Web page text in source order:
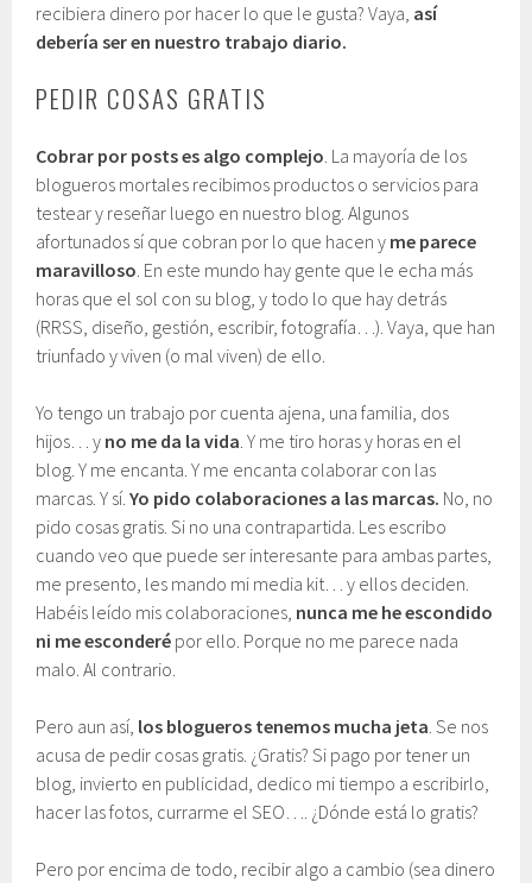
recibiera dinero por hacer lo que le gusta? Vaya, así
debería ser en nuestro trabajo diario.
PEDIR COSAS GRATIS
Cobrar por posts es algo complejo. La mayoría de los
blogueros mortales recibimos productos o servicios para
testear y reseñar luego en nuestro blog. Algunos
afortunados sí que cobran por lo que hacen y me parece
maravilloso. En este mundo hay gente que le echa más
horas que el sol con su blog, y todo lo que hay detrás
(RRSS, diseño, gestión, escribir, fotografía…). Vaya, que han
triunfado y viven (o mal viven) de ello.
Yo tengo un trabajo por cuenta ajena, una familia, dos
hijos… y no me da la vida. Y me tiro horas y horas en el
blog. Y me encanta. Y me encanta colaborar con las
marcas. Y sí.Yo pido colaboraciones a las marcas. No, no
pido cosas gratis. Si no una contrapartida. Les escribo
cuando veo que puede ser interesante para ambas partes,
me presento, les mando mi media kit… y ellos deciden.
Habéis leído mis colaboraciones, nunca me he escondido
ni me esconderé por ello. Porque no me parece nada
malo. Al contrario.
Pero aun así, los blogueros tenemos mucha jeta. Se nos
acusa de pedir cosas gratis. ¿Gratis? Si pago por tener un
blog, invierto en publicidad, dedico mi tiempo a escribirlo,
hacer las fotos, currarme el SEO…. ¿Dónde está lo gratis?
Pero por encima de todo, recibir algo a cambio (sea dinero